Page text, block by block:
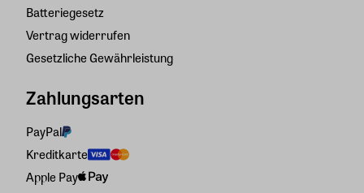
Batteriegesetz
Vertrag widerrufen
Gesetzliche Gewährleistung
Zahlungsarten
PayPal
Kreditkarte
Apple Pay